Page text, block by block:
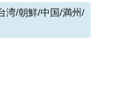
湾/朝鮮/中国/満州/